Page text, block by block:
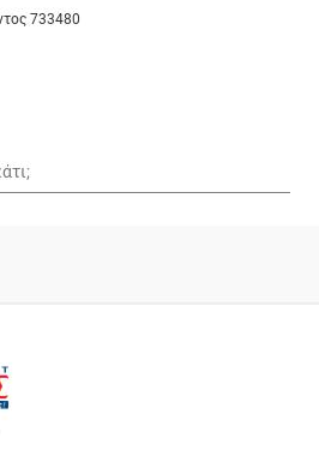
733480